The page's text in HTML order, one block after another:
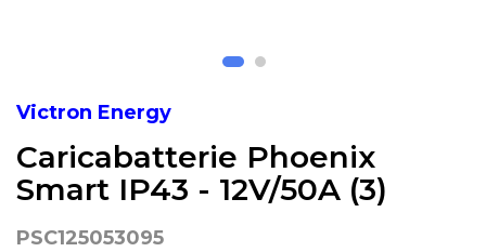
Victron Energy
Caricabatterie Phoenix
Smart IP43 - 12V/50A (3)
PSC125053095